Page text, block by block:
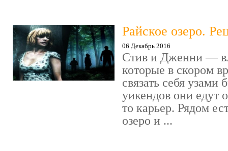
Райское озеро.
06 Декабрь 2016
Стив и Дженни —
которые в скором
связать себя узами
уикендов они едут
то карьер. Рядом
озеро и ...